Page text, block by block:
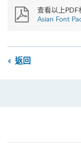
查看以上
Asian Font
返回